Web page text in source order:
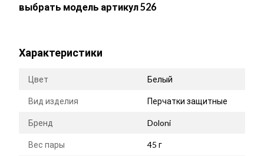
выбрать модель артикул 526
Характеристики
Цвет Белый
Вид изделия Перчатки защитные
Бренд Doloni
Вес пары 45 г